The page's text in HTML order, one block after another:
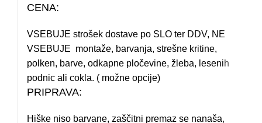
CENA:
VSEBUJE strošek dostave po SLO ter DDV, NE
VSEBUJE montaže, barvanja, strešne kritine,
polken, barve, odkapne pločevine, žleba, lesenih
podnic ali cokla. ( možne opcije)
PRIPRAVA:
Hiške niso barvane, zaščitni premaz se nanaša,